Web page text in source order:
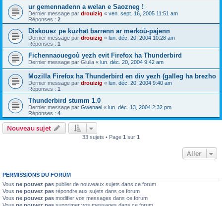
ur gemennadenn a welan e Saozneg !
Dernier message par drouizig « ven. sept. 16, 2005 11:51 am
Réponses : 2
Diskouez pe kuzhat barrenn ar merkoù-pajenn
Dernier message par drouizig « lun. déc. 20, 2004 10:28 am
Réponses : 1
Fichennaouegoù yezh evit Firefox ha Thunderbird
Dernier message par Giulia « lun. déc. 20, 2004 9:42 am
Mozilla Firefox ha Thunderbird en div yezh (galleg ha brezho
Dernier message par drouizig « lun. déc. 20, 2004 9:40 am
Réponses : 1
Thunderbird stumm 1.0
Dernier message par Gwenael « lun. déc. 13, 2004 2:32 pm
Réponses : 4
Nouveau sujet
33 sujets • Page 1 sur 1
Aller
PERMISSIONS DU FORUM
Vous ne pouvez pas publier de nouveaux sujets dans ce forum
Vous ne pouvez pas répondre aux sujets dans ce forum
Vous ne pouvez pas modifier vos messages dans ce forum